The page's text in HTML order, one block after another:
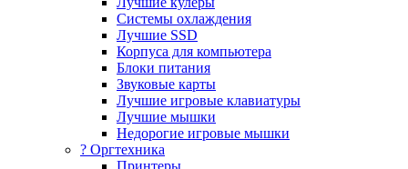
Системы охлаждения
Лучшие SSD
Корпуса для компьютера
Блоки питания
Звуковые карты
Лучшие игровые клавиатуры
Лучшие мышки
Недорогие игровые мышки
?️ Оргтехника
Принтеры